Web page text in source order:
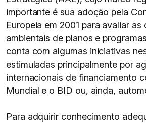
importante é sua adoção pela
Europeia em 2001 para avaliar as
ambientais de planos e
conta com algumas iniciativas
estimuladas principalmente por
internacionais de financiamento
Mundial e o BID ou, ainda,
Para adquirir conhecimento